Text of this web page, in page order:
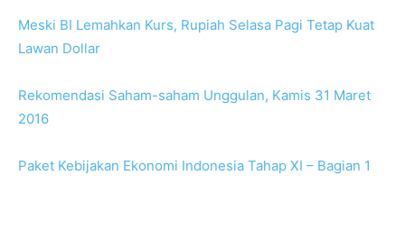
Meski BI Lemahkan Kurs, Rupiah Selasa Pagi Tetap Kuat
Lawan Dollar
Rekomendasi Saham-saham Unggulan, Kamis 31 Maret
2016
Paket Kebijakan Ekonomi Indonesia Tahap XI – Bagian 1